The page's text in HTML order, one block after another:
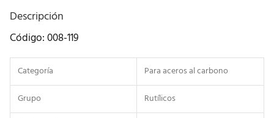
Descripción
Código: 008-119
Categoría
Para aceros al carbono
Grupo
Rutílicos